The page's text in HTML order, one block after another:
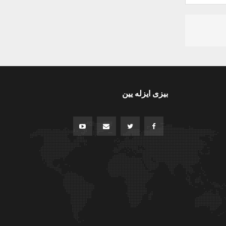
بیزی ایزله یین